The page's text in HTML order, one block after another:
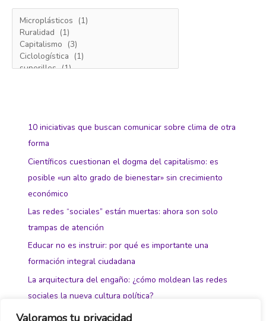
Valoramos tu privacidad
10 iniciativas que buscan comunicar sobre clima de otra
forma
Científicos cuestionan el dogma del capitalismo: es
posible «un alto grado de bienestar» sin crecimiento
económico
Las redes “sociales” están muertas: ahora son solo
trampas de atención
Educar no es instruir: por qué es importante una
formación integral ciudadana
La arquitectura del engaño: ¿cómo moldean las redes
sociales la nueva cultura política?